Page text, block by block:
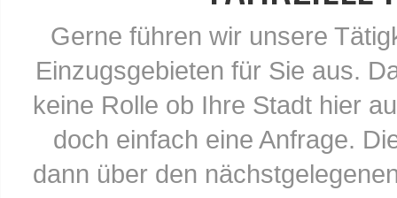
Gerne führen wir unsere
Einzugsgebieten für Sie aus.
keine Rolle ob Ihre Stadt hier
doch einfach eine Anfrage.
dann über den